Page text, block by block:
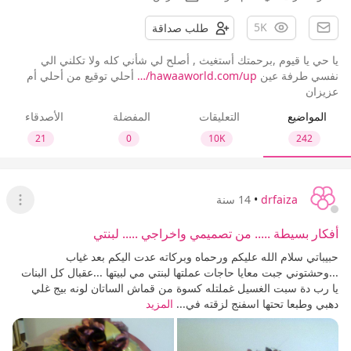
5K طلب صداقة
يا حي يا قيوم ,برحمتك أستغيث , أصلح لي شأني كله ولا تكلني الي
نفسي طرفة عين hawaaworld.com/up/…
أحلي توقيع من أحلي أم
عزيزان
المواضيع
242
التعليقات
10K
المفضلة
0
الأصدقاء
21
drfaiza
• 14 سنة
عرض
أفكار بسيطة ..... من تصميمي واخراجي ..... لبنتي
حبيباتي سلام الله عليكم ورحماه وبركاته عدت اليكم بعد غياب
...وحشتوني جبت معايا حاجات عملتها لبنتي مي لبيتها ...عقبال كل البنات
يا رب دة سبت الغسيل غملتله كسوة من قماش الساتان لونه بيج غلي
دهبي وطبعا تحتها اسفنج لزقته في... المزيد